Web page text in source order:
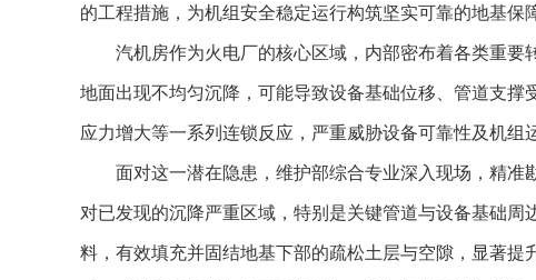
的工程措施，为机组安全稳定运行构筑坚实可靠的地基保障
汽机房作为火电厂的核心区域，内部密布着各类重要
地面出现不均匀沉降，可能导致设备基础位移、管道支
应力增大等一系列连锁反应，严重威胁设备可靠性及机组
面对这一潜在隐患，维护部综合专业深入现场，精准
对已发现的沉降严重区域，特别是关键管道与设备基础
料，有效填充并固结地基下部的疏松土层与空隙，显著